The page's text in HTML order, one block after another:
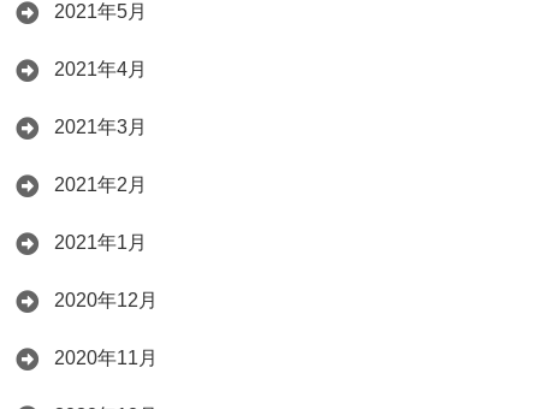
2021年5月
2021年4月
2021年3月
2021年2月
2021年1月
2020年12月
2020年11月